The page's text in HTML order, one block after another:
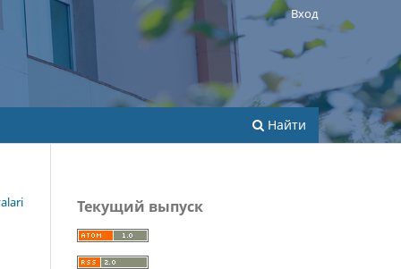
Найти
Вход
Текущий выпуск